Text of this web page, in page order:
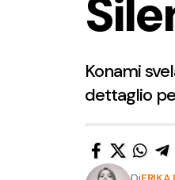
Konami
dettaglio